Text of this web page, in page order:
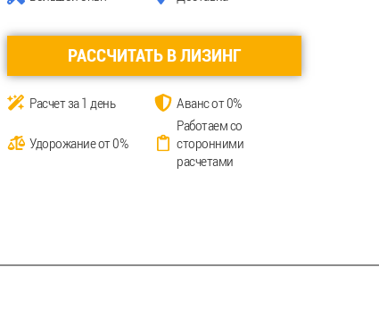
РАССЧИТАТЬ В ЛИЗИНГ
Расчет за 1 день Аванс от 0%
Удорожание от 0%
Работаем со
сторонними
расчетами